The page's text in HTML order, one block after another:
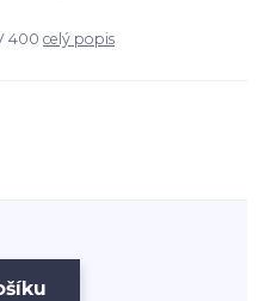
400 celý popis